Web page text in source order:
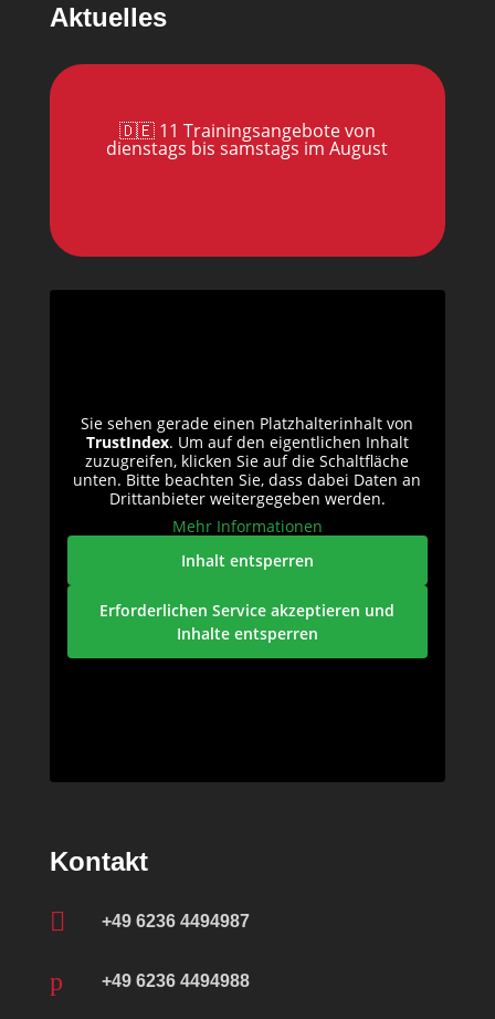
Aktuelles
🇩🇪 11 Trainingsangebote von
dienstags bis samstags im August
Sie sehen gerade einen Platzhalterinhalt von
TrustIndex. Um auf den eigentlichen Inhalt
zuzugreifen, klicken Sie auf die Schaltfläche
unten. Bitte beachten Sie, dass dabei Daten an
Drittanbieter weitergegeben werden.
Mehr Informationen
Inhalt entsperren
Erforderlichen Service akzeptieren und
Inhalte entsperren
Kontakt
 +49 6236 4494987
p +49 6236 4494988